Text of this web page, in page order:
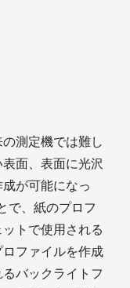
測定機では難し
面、表面に光沢
が可能になっ
で、紙のプロフ
トで使用される
ファイルを作成
バックライトフ